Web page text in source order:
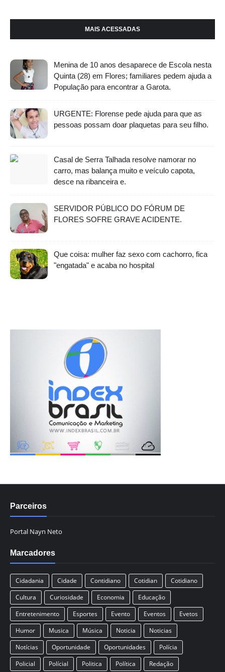
MAIS ACESSADAS
Menina de 10 anos desaparece de Escola nesta
Quinta (28) em Flores; familiares pedem ajuda a
População para encontrar a Garota.
URGENTE: Florense pede ajuda para que as
pessoas possam doar plaquetas para seu filho.
Casal de Serra Talhada resolve namorar no
carro, mas balança muito e veículo capota,
desce na ribanceira e.
SERVIDOR PÚBLICO DO FÓRUM DE
FLORES SOFRE GRAVE ACIDENTE.
Que coisa: mulher faz sexo com cachorro, fica
"engatada" e acaba no hospital
Parceiros
Portal Nayn Neto
Marcadores
Cidadania Cidade Contidiano Cotidian
Cotidiano
Cultura
Curiosidade Economia
Educação
Entretenimento
Esportes Evento Eventos
Evetos
Humor
Musica Música Noticia
Noticias
Notícias
Oportunidade Oportunidades
Polícia
Policial
Polícial Politica Política Redação